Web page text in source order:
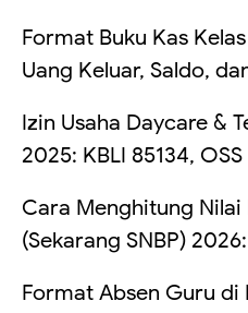
Format Buku Kas
Uang Keluar, Saldo,
Izin Usaha Daycare &
2025: KBLI 85134,
Cara Menghitung Nilai
(Sekarang SNBP)
Format Absen Guru di